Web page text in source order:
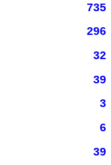
735
296
32
39
3
6
39